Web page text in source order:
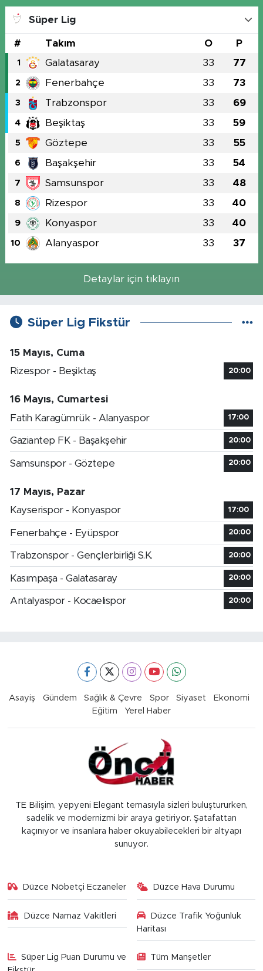
Süper Lig
# Takım O P
1 Galatasaray 33 77
2 Fenerbahçe 33 73
3 Trabzonspor 33 69
4 Beşiktaş 33 59
5 Göztepe 33 55
6 Başakşehir 33 54
7 Samsunspor 33 48
8 Rizespor 33 40
9 Konyaspor 33 40
10 Alanyaspor 33 37
Detaylar için tıklayın
Süper Lig Fikstür
15 Mayıs, Cuma
Rizespor - Beşiktaş
20:00
16 Mayıs, Cumartesi
Fatih Karagümrük - Alanyaspor
17:00
Gaziantep FK - Başakşehir 20:00
Samsunspor - Göztepe 20:00
17 Mayıs, Pazar
Kayserispor - Konyaspor
17:00
Fenerbahçe - Eyüpspor 20:00
Trabzonspor - Gençlerbirliği S.K. 20:00
Kasımpaşa - Galatasaray 20:00
Antalyaspor - Kocaelispor 20:00
Asayiş Gündem Sağlık & Çevre Spor Siyaset
Ekonomi
Eğitim
Yerel Haber
TE Bilişim, yepyeni Elegant temasıyla sizleri buluştururken,
sadelik ve modernizmi bir araya getiriyor. Şatafattan
kaçınıyor ve insanlara haber okuyabilecekleri bir altyapı
sunuyor.
Düzce Nöbetçi Eczaneler Düzce Hava Durumu
Düzce Namaz Vakitleri
Düzce Trafik Yoğunluk
Haritası
Süper Lig Puan Durumu ve
Tüm Manşetler